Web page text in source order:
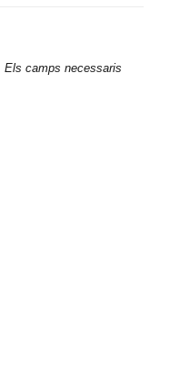
Els camps necessaris